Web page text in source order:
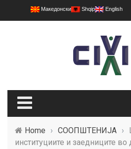
Македонски Shqip English
Home › СООПШТЕНИЈА ›
институциите и заедниците во